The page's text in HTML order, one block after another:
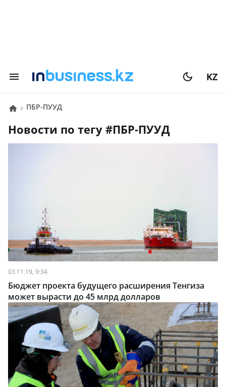
KZ
ПБР-ПУУД
Новости по тегу # ПБР-ПУУД
03.11.19, 9:34
Бюджет проекта будущего расширения Тенгиза
может вырасти до 45 млрд долларов